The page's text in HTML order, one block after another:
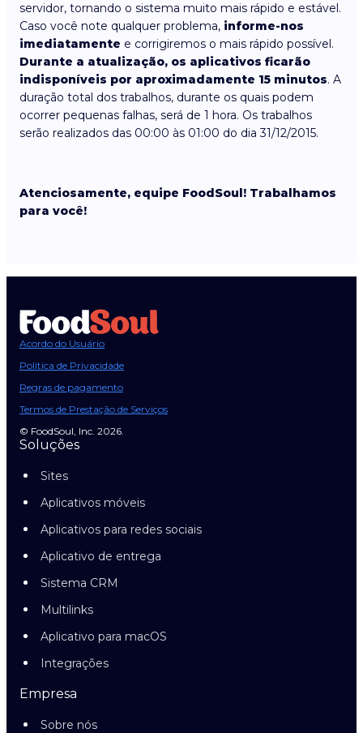
servidor, tornando o sistema muito mais rápido e estável.
Caso você note qualquer problema, informe-nos
imediatamente e corrigiremos o mais rápido possível.
Durante a atualização, os aplicativos ficarão
indisponíveis por aproximadamente 15 minutos. A
duração total dos trabalhos, durante os quais podem
ocorrer pequenas falhas, será de 1 hora. Os trabalhos
serão realizados das 00:00 às 01:00 do dia 31/12/2015.
Atenciosamente, equipe FoodSoul! Trabalhamos
para você!
Acordo do Usuário
Política de Privacidade
Regras de pagamento
Termos de Prestação de Serviços
© FoodSoul, Inc. 2026.
Soluções
Sites
Aplicativos móveis
Aplicativos para redes sociais
Aplicativo de entrega
Sistema CRM
Multilinks
Aplicativo para macOS
Integrações
Empresa
Sobre nós